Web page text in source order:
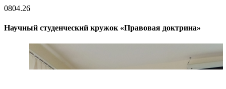
0804.26
Научный студенческий кружок «Правовая доктрина»